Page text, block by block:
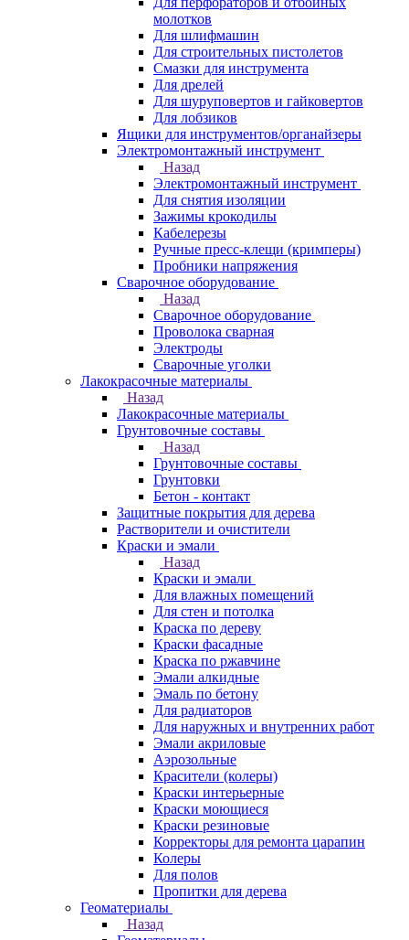
молотков
Для шлифмашин
Для строительных пистолетов
Смазки для инструмента
Для дрелей
Для шуруповертов и гайковертов
Для лобзиков
Ящики для инструментов/органайзеры
Электромонтажный инструмент
Назад
Электромонтажный инструмент
Для снятия изоляции
Зажимы крокодилы
Кабелерезы
Ручные пресс-клещи (кримперы)
Пробники напряжения
Сварочное оборудование
Назад
Сварочное оборудование
Проволока сварная
Электроды
Сварочные уголки
Лакокрасочные материалы
Назад
Лакокрасочные материалы
Грунтовочные составы
Назад
Грунтовочные составы
Грунтовки
Бетон - контакт
Защитные покрытия для дерева
Растворители и очистители
Краски и эмали
Назад
Краски и эмали
Для влажных помещений
Для стен и потолка
Краска по дереву
Краски фасадные
Краска по ржавчине
Эмали алкидные
Эмаль по бетону
Для радиаторов
Для наружных и внутренних работ
Эмали акриловые
Аэрозольные
Красители (колеры)
Краски интерьерные
Краски моющиеся
Краски резиновые
Корректоры для ремонта царапин
Колеры
Для полов
Пропитки для дерева
Геоматериалы
Назад